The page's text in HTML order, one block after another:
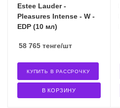
Estee Lauder -
Pleasures Intense - W -
EDP (10 мл)
58 765 тенге/шт
В КОРЗИНУ
КУПИТЬ В РАССРОЧКУ